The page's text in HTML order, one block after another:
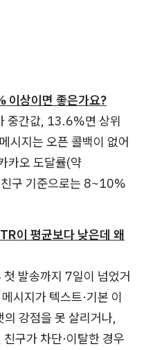
이상이면 좋은가요?
중간값, 13.6%면 상위
시지는 오픈 콜백이 없어
카오 도달률(약
구 기준으로는 8~10%
이 평균보다 낮은데 왜
발송까지 7일이 넘었거
시지가 텍스트·기본 이
강점을 못 살리거나,
구가 차단·이탈한 경우